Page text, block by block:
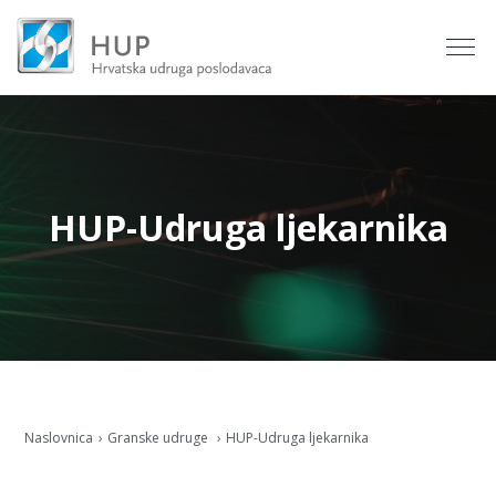
HUP-Udruga ljekarnika
Naslovnica Granske udruge HUP-Udruga ljekarnika